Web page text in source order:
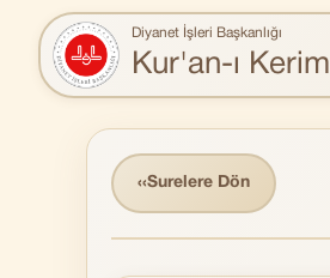
Diyanet İşleri Başkanlığı
Kur'an-ı Kerim
‹‹Surelere Dön